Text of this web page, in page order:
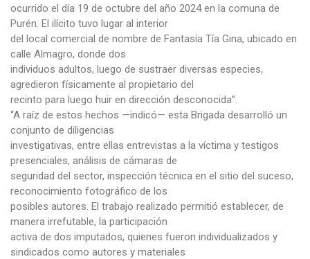
ocurrido el día 19 de octubre del año 2024 en la comuna de
Purén. El ilícito tuvo lugar al interior
del local comercial de nombre de Fantasía Tía Gina, ubicado en
calle Almagro, donde dos
individuos adultos, luego de sustraer diversas especies,
agredieron físicamente al propietario del
recinto para luego huir en dirección desconocida”.
“A raíz de estos hechos —indicó— esta Brigada desarrolló un
conjunto de diligencias
investigativas, entre ellas entrevistas a la víctima y testigos
presenciales, análisis de cámaras de
seguridad del sector, inspección técnica en el sitio del suceso,
reconocimiento fotográfico de los
posibles autores. El trabajo realizado permitió establecer, de
manera irrefutable, la participación
activa de dos imputados, quienes fueron individualizados y
sindicados como autores y materiales